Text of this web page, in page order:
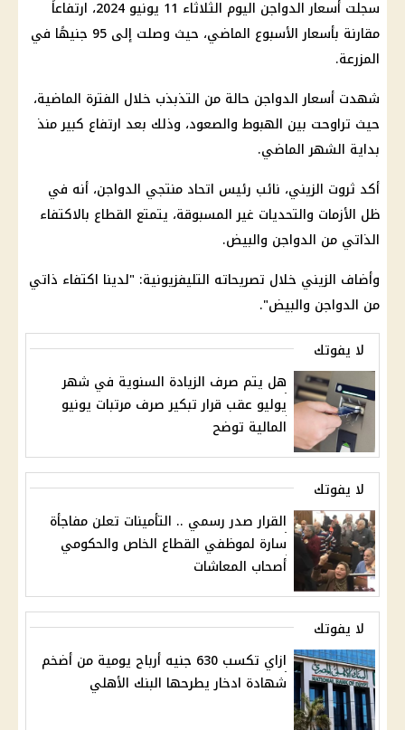
سجلت أسعار الدواجن اليوم الثلاثاء 11 يونيو 2024، ارتفاعاً
مقارنة بأسعار الأسبوع الماضي، حيث وصلت إلى 95 جنيهًا في
المزرعة.
شهدت أسعار الدواجن حالة من التذبذب خلال الفترة الماضية،
حيث تراوحت بين الهبوط والصعود، وذلك بعد ارتفاع كبير منذ
بداية الشهر الماضي.
أكد ثروت الزيني، نائب رئيس اتحاد منتجي الدواجن، أنه في
ظل الأزمات والتحديات غير المسبوقة، يتمتع القطاع بالاكتفاء
الذاتي من الدواجن والبيض.
وأضاف الزيني خلال تصريحاته التليفزيونية: "لدينا اكتفاء ذاتي
من الدواجن والبيض".
لا يفوتك
هل يتم صرف الزيادة السنوية في شهر
يوليو عقب قرار تبكير صرف مرتبات يونيو
المالية توضح
لا يفوتك
القرار صدر رسمي .. التأمينات تعلن مفاجأة
سارة لموظفي القطاع الخاص والحكومي
أصحاب المعاشات
لا يفوتك
ازاي تكسب 630 جنيه أرباح يومية من أضخم
شهادة ادخار يطرحها البنك الأهلي